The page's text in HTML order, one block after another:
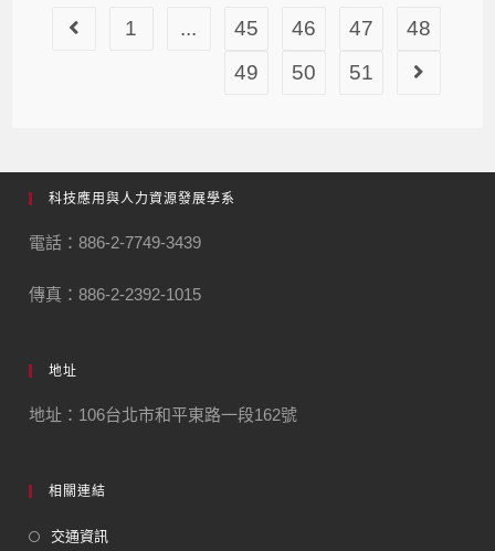
1 ... 45 46 47
48
49
50 51
科技應用與人力資源發展學系
電話：886-2-7749-3439
傳真：886-2-2392-1015
地址
地址：106台北市和平東路一段162號
相關連結
交通資訊